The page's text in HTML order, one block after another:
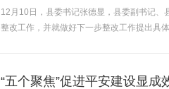
12月10日，县委书记张德显，县委副书记
整改工作，并就做好下一步整改工作提出具
“五个聚焦”促进平安建设显成